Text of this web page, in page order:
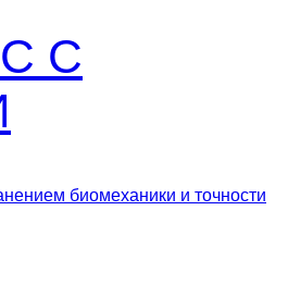
С
биомеханики и точности